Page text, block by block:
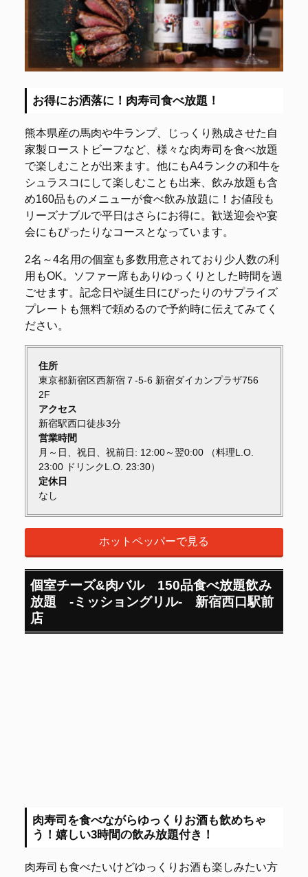
お得にお洒落に！肉寿司食べ放題！
熊本県産の馬肉や牛ランプ、じっくり熟成させた自
家製ローストビーフなど、様々な肉寿司を食べ放題
で楽しむことが出来ます。他にもA4ランクの和牛を
シュラスコにして楽しむことも出来、飲み放題も含
め160品ものメニューが食べ飲み放題に！お値段も
リーズナブルで平日はさらにお得に。歓送迎会や宴
会にもぴったりなコースとなっています。
2名～4名用の個室も多数用意されており少人数の利
用もOK。ソファー席もありゆっくりとした時間を過
ごせます。記念日や誕生日にぴったりのサプライズ
プレートも無料で頼めるので予約時に伝えてみてく
ださい。
住所
東京都新宿区西新宿７-5-6 新宿ダイカンプラザ756
2F
アクセス
新宿駅西口徒歩3分
営業時間
月～日、祝日、祝前日: 12:00～翌0:00 （料理L.O.
23:00 ドリンクL.O. 23:30）
定休日
なし
ホットペッパーで見る
個室チーズ&肉バル 150品食べ放題飲み
放題 -ミッショングリル- 新宿西口駅前
店
肉寿司を食べながらゆっくりお酒も飲めちゃ
う！嬉しい3時間の飲み放題付き！
肉寿司も食べたいけどゆっくりお酒も楽しみたい方